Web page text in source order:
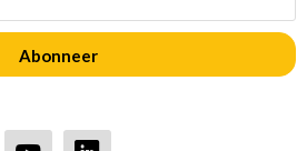
Abonneer